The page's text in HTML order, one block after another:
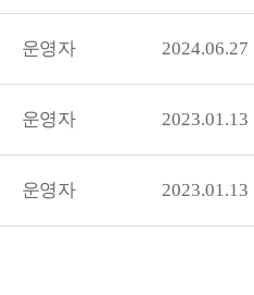
운영자 2024.06.27
운영자 2023.01.13
운영자 2023.01.13